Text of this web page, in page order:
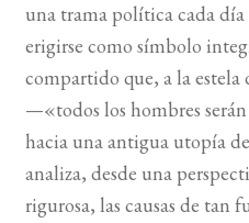
una trama política cada día
erigirse como símbolo
compartido que, a la
—«todos los hombres
hacia una antigua utopía
analiza, desde una
rigurosa, las causas de